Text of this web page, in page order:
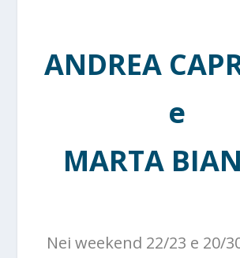
ANDREA
e
MARTA
Nei weekend 22/23 e 20/